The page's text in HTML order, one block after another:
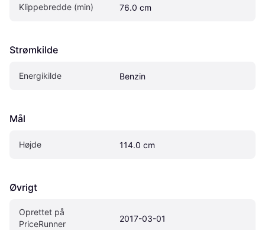
Klippebredde (min) 76.0 cm
Strømkilde
Energikilde Benzin
Mål
Højde 114.0 cm
Øvrigt
Oprettet på
PriceRunner
2017-03-01